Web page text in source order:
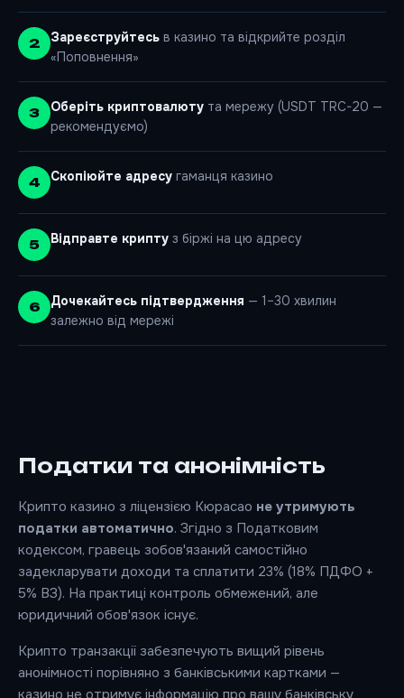
Зареєструйтесь в казино та відкрийте розділ
«Поповнення»
Оберіть криптовалюту та мережу (USDT TRC-20 —
рекомендуємо)
Скопіюйте адресу гаманця казино
Відправте крипту з біржі на цю адресу
Дочекайтесь підтвердження — 1–30 хвилин
залежно від мережі
Податки та анонімність
Крипто казино з ліцензією Кюрасао не утримують
податки автоматично. Згідно з Податковим
кодексом, гравець зобов'язаний самостійно
задекларувати доходи та сплатити 23% (18% ПДФО +
5% ВЗ). На практиці контроль обмежений, але
юридичний обов'язок існує.
Крипто транзакції забезпечують вищий рівень
анонімності порівняно з банківськими картками —
казино не отримує інформацію про вашу банківську